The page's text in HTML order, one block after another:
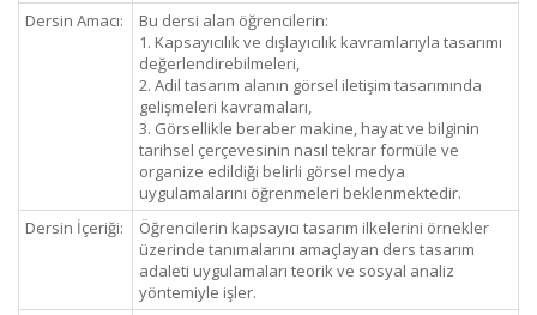
Dersin Amacı:
Bu dersi alan öğrencilerin:
1. Kapsayıcılık ve dışlayıcılık kavramlarıyla tasarımı
değerlendirebilmeleri,
2. Adil tasarım alanın görsel iletişim tasarımında
gelişmeleri kavramaları,
3. Görsellikle beraber makine, hayat ve bilginin
tarihsel çerçevesinin nasıl tekrar formüle ve
organize edildiği belirli görsel medya
uygulamalarını öğrenmeleri beklenmektedir.
Dersin İçeriği:
Öğrencilerin kapsayıcı tasarım ilkelerini örnekler
üzerinde tanımalarını amaçlayan ders tasarım
adaleti uygulamaları teorik ve sosyal analiz
yöntemiyle işler.